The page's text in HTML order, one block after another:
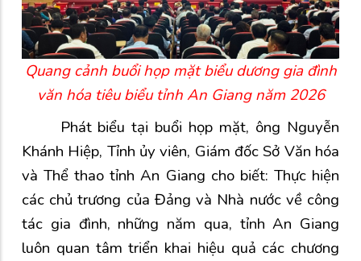
Quang cảnh buổi họp mặt biểu dương gia đình
văn hóa tiêu biểu tỉnh An Giang năm 2026
Phát biểu tại buổi họp mặt, ông Nguyễn
Khánh Hiệp, Tỉnh ủy viên, Giám đốc Sở Văn hóa
và Thể thao tỉnh An Giang cho biết: Thực hiện
các chủ trương của Đảng và Nhà nước về công
tác gia đình, những năm qua, tỉnh An Giang
luôn quan tâm triển khai hiệu quả các chương